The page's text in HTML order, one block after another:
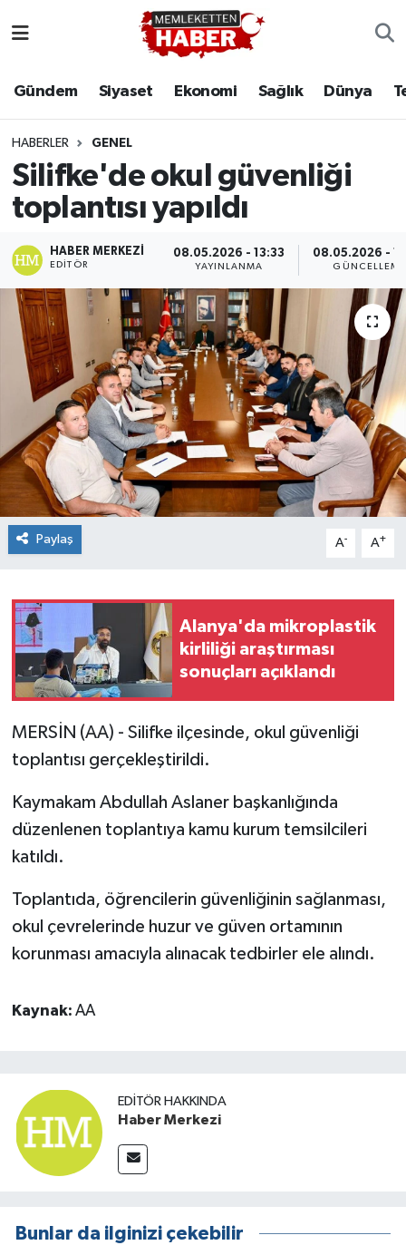
Gündem Siyaset Ekonomi Sağlık Dünya
HABERLER GENEL
Silifke'de okul güvenliği
toplantısı yapıldı
HABER MERKEZI
EDITÖR
08.05.2026 - 13:33
YAYINLANMA
08.05.2026 -
GÜNCELLEME
Paylaş A- A+
Alanya'da mikroplastik
kirliliği araştırması
sonuçları açıklandı
MERSİN (AA) - Silifke ilçesinde, okul güvenliği
toplantısı gerçekleştirildi.
Kaymakam Abdullah Aslaner başkanlığında
düzenlenen toplantıya kamu kurum temsilcileri
katıldı.
Toplantıda, öğrencilerin güvenliğinin sağlanması,
okul çevrelerinde huzur ve güven ortamının
korunması amacıyla alınacak tedbirler ele alındı.
Kaynak: AA
EDITÖR HAKKINDA
Haber Merkezi
Bunlar da ilginizi çekebilir